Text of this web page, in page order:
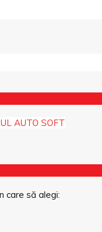
AUTO SOFT
care să alegi: